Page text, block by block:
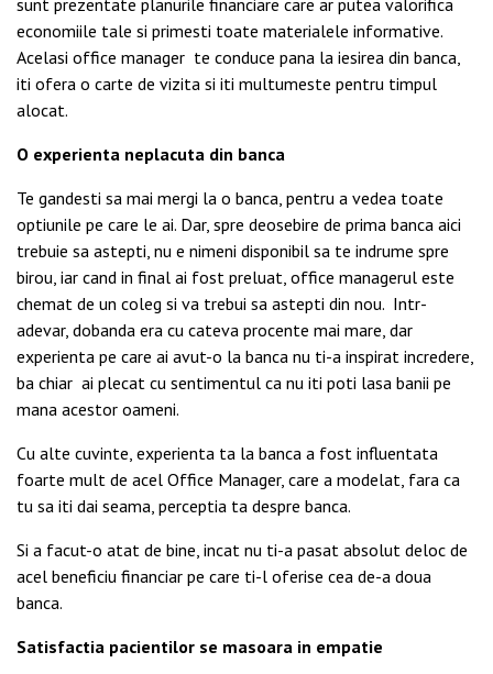
economiile tale si primesti toate materialele informative.
Acelasi office manager te conduce pana la iesirea din banca,
iti ofera o carte de vizita si iti multumeste pentru timpul
alocat.
O experienta neplacuta din banca
Te gandesti sa mai mergi la o banca, pentru a vedea toate
optiunile pe care le ai. Dar, spre deosebire de prima banca aici
trebuie sa astepti, nu e nimeni disponibil sa te indrume spre
birou, iar cand in final ai fost preluat, office managerul este
chemat de un coleg si va trebui sa astepti din nou. Intr-
adevar, dobanda era cu cateva procente mai mare, dar
experienta pe care ai avut-o la banca nu ti-a inspirat incredere,
ba chiar ai plecat cu sentimentul ca nu iti poti lasa banii pe
mana acestor oameni.
Cu alte cuvinte, experienta ta la banca a fost influentata
foarte mult de acel Office Manager, care a modelat, fara ca
tu sa iti dai seama, perceptia ta despre banca.
Si a facut-o atat de bine, incat nu ti-a pasat absolut deloc de
acel beneficiu financiar pe care ti-l oferise cea de-a doua
banca.
Satisfactia pacientilor se masoara in empatie